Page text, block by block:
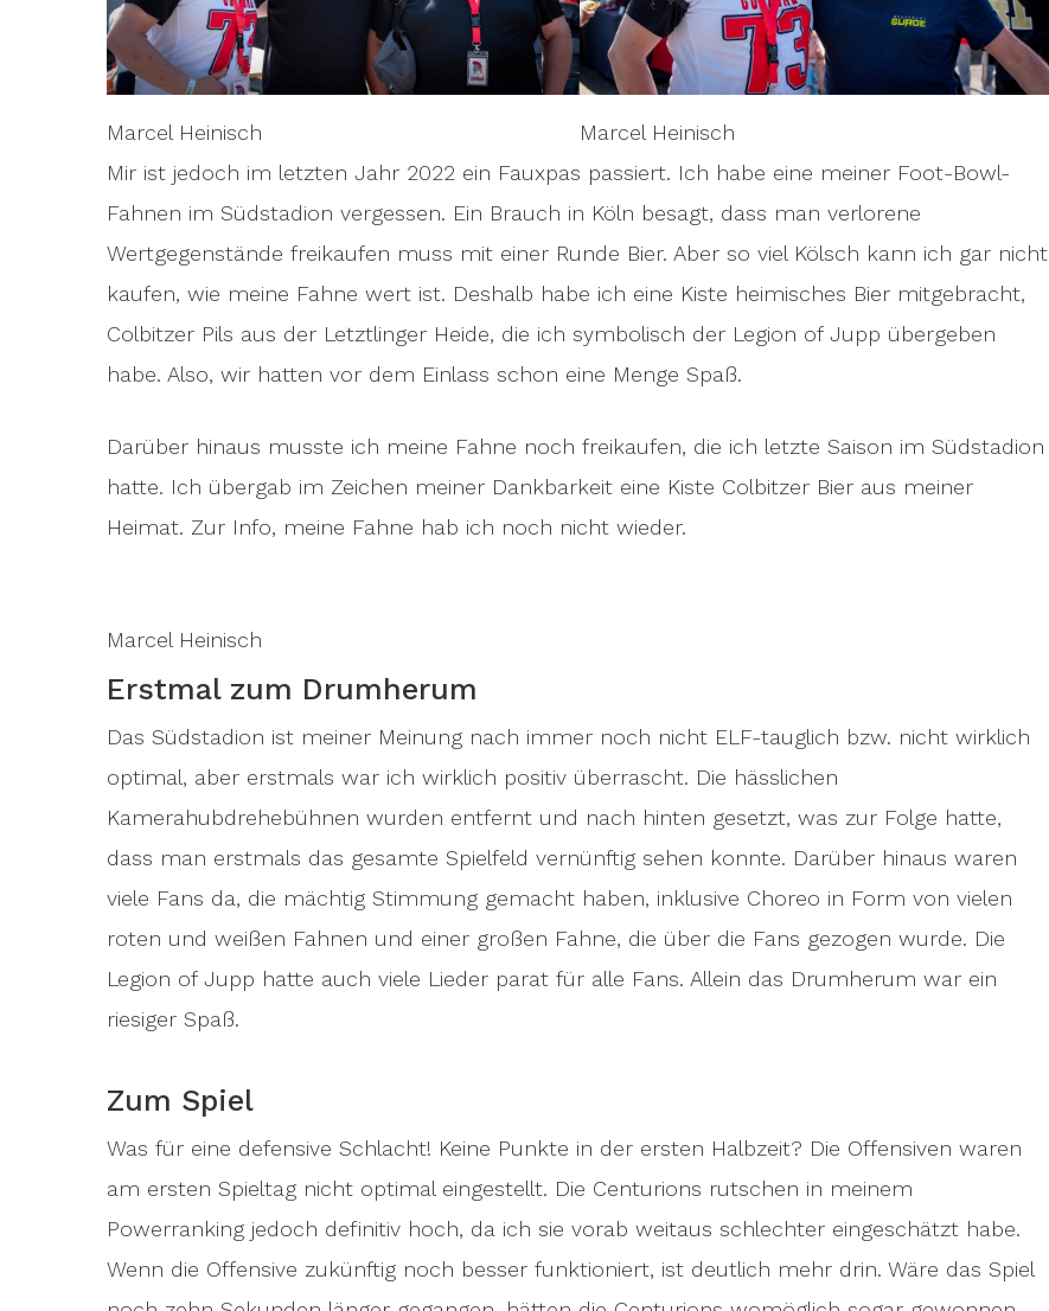
Marcel Heinisch
Marcel Heinisch
Mir ist jedoch im letzten Jahr 2022 ein Fauxpas passiert. Ich habe eine meiner Foot-Bowl-
Fahnen im Südstadion vergessen. Ein Brauch in Köln besagt, dass man verlorene
Wertgegenstände freikaufen muss mit einer Runde Bier. Aber so viel Kölsch kann ich gar nicht
kaufen, wie meine Fahne wert ist. Deshalb habe ich eine Kiste heimisches Bier mitgebracht,
Colbitzer Pils aus der Letztlinger Heide, die ich symbolisch der Legion of Jupp übergeben
habe. Also, wir hatten vor dem Einlass schon eine Menge Spaß.
Darüber hinaus musste ich meine Fahne noch freikaufen, die ich letzte Saison im Südstadion
hatte. Ich übergab im Zeichen meiner Dankbarkeit eine Kiste Colbitzer Bier aus meiner
Heimat. Zur Info, meine Fahne hab ich noch nicht wieder.
Marcel Heinisch
Erstmal zum Drumherum
Das Südstadion ist meiner Meinung nach immer noch nicht ELF-tauglich bzw. nicht wirklich
optimal, aber erstmals war ich wirklich positiv überrascht. Die hässlichen
Kamerahubdrehebühnen wurden entfernt und nach hinten gesetzt, was zur Folge hatte,
dass man erstmals das gesamte Spielfeld vernünftig sehen konnte. Darüber hinaus waren
viele Fans da, die mächtig Stimmung gemacht haben, inklusive Choreo in Form von vielen
roten und weißen Fahnen und einer großen Fahne, die über die Fans gezogen wurde. Die
Legion of Jupp hatte auch viele Lieder parat für alle Fans. Allein das Drumherum war ein
riesiger Spaß.
Zum Spiel
Was für eine defensive Schlacht! Keine Punkte in der ersten Halbzeit? Die Offensiven waren
am ersten Spieltag nicht optimal eingestellt. Die Centurions rutschen in meinem
Powerranking jedoch definitiv hoch, da ich sie vorab weitaus schlechter eingeschätzt habe.
Wenn die Offensive zukünftig noch besser funktioniert, ist deutlich mehr drin. Wäre das Spiel